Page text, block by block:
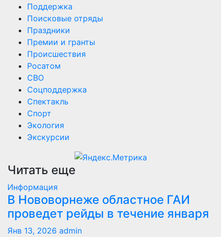
Поддержка
Поисковые отряды
Праздники
Премии и гранты
Происшествия
Росатом
СВО
Соцподдержка
Спектакль
Спорт
Экология
Экскурсии
Читать еще
Информация
В Нововорнеже областное ГАИ
проведет рейды в течение января
Янв 13, 2026 admin